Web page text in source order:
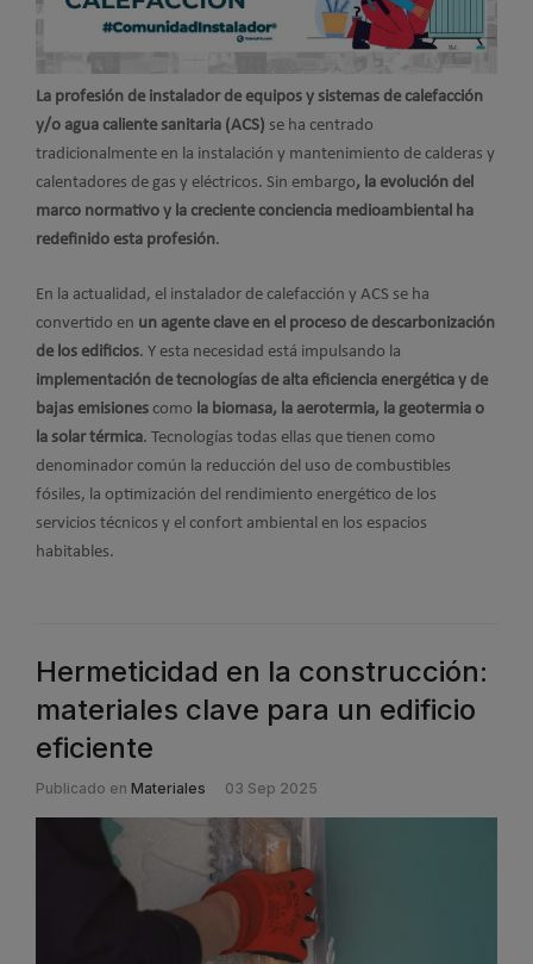
La profesión de instalador de equipos y sistemas de calefacción
y/o agua caliente sanitaria (ACS) se ha centrado
tradicionalmente en la instalación y mantenimiento de calderas y
calentadores de gas y eléctricos. Sin embargo, la evolución del
marco normativo y la creciente conciencia medioambiental ha
redefinido esta profesión.
En la actualidad, el instalador de calefacción y ACS se ha
convertido en un agente clave en el proceso de descarbonización
de los edificios. Y esta necesidad está impulsando la
implementación de tecnologías de alta eficiencia energética y de
bajas emisiones como la biomasa, la aerotermia, la geotermia o
la solar térmica. Tecnologías todas ellas que tienen como
denominador común la reducción del uso de combustibles
fósiles, la optimización del rendimiento energético de los
servicios técnicos y el confort ambiental en los espacios
habitables.
Hermeticidad en la construcción:
materiales clave para un edificio
eficiente
Publicado en Materiales 03 Sep 2025